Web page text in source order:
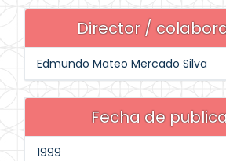
Director /
Edmundo Mateo Mercado Silva
Fecha de
1999